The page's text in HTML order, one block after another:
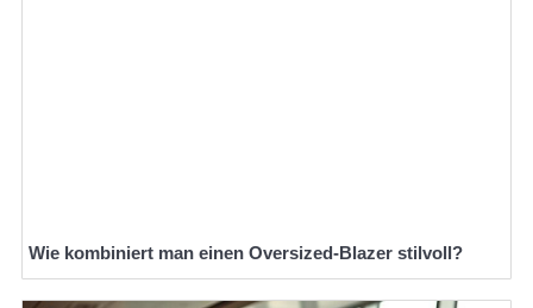
Wie kombiniert man einen Oversized-Blazer stilvoll?